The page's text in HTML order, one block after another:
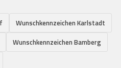
Wunschkennzeichen Karlstadt
Wunschkennzeichen Bamberg